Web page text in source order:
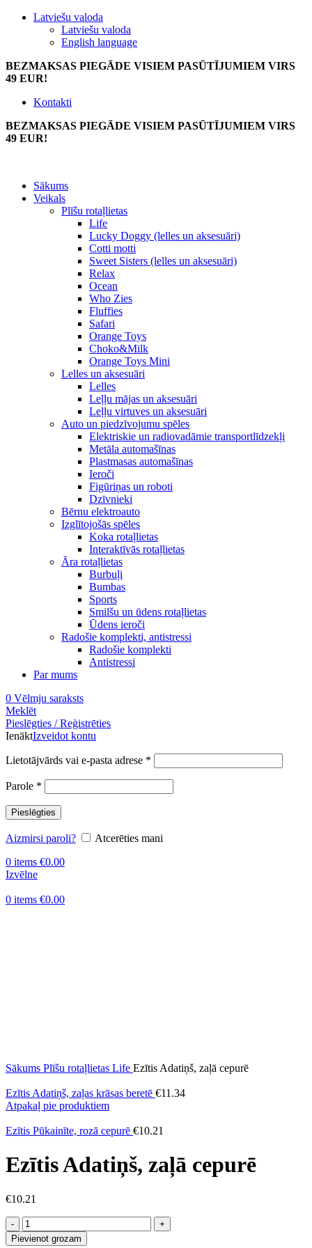
Latviešu valoda
Latviešu valoda
English language
BEZMAKSAS PIEGĀDE VISIEM PASŪTĪJUMIEM VIRS
49 EUR!
Kontakti
BEZMAKSAS PIEGĀDE VISIEM PASŪTĪJUMIEM VIRS
49 EUR!
Sākums
Veikals
Plīšu rotaļlietas
Life
Lucky Doggy (lelles un aksesuāri)
Cotti motti
Sweet Sisters (lelles un aksesuāri)
Relax
Ocean
Who Zies
Fluffies
Safari
Orange Toys
Choko&Milk
Orange Toys Mini
Lelles un aksesuāri
Lelles
Leļļu mājas un aksesuāri
Leļļu virtuves un aksesuāri
Auto un piedzīvojumu spēles
Elektriskie un radiovadāmie transportlīdzekļi
Metāla automašīnas
Plastmasas automašīnas
Ieroči
Figūriņas un roboti
Dzīvnieki
Bērnu elektroauto
Izglītojošās spēles
Koka rotaļlietas
Interaktīvās rotaļlietas
Āra rotaļlietas
Burbuļi
Bumbas
Sports
Smilšu un ūdens rotaļlietas
Ūdens ieroči
Radošie komplekti, antistressi
Radošie komplekti
Antistressi
Par mums
0 Vēlmju saraksts
Meklēt
Pieslēgties / Reģistrēties
IenāktIzveidot kontu
Lietotājvārds vai e-pasta adrese *
Parole *
Pieslēgties
Aizmirsi paroli?
Atcerēties mani
0 items €0.00
Izvēlne
0 items €0.00
Sākums Plīšu rotaļlietas Life Ezītis Adatiņš, zaļā cepurē
Ezītis Adatiņš, zaļas krāsas beretē €11.34
Atpakaļ pie produktiem
Ezītis Pūkainīte, rozā cepurē €10.21
Ezītis Adatiņš, zaļā cepurē
€10.21
Ezītis
Adatiņš,
Pievienot grozam